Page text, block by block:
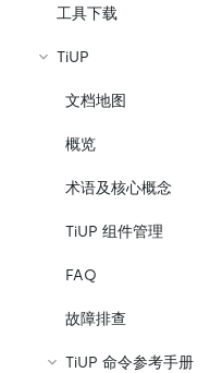
工具下载
TiUP
文档地图
概览
术语及核心概念
TiUP 组件管理
FAQ
故障排查
TiUP 命令参考手册